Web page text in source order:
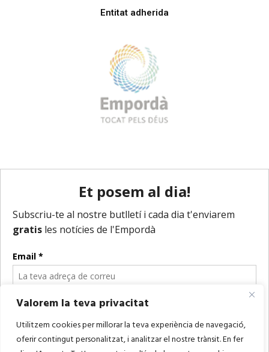
Valorem la teva privacitat
Utilitzem cookies per millorar la teva experiència de navegació,
oferir contingut personalitzat, i analitzar el nostre trànsit. En fer
Entitat adherida